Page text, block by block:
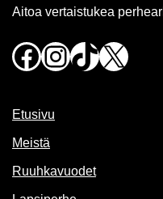
Aitoa vertaistukea
Facebook
Instagram
TikTok
X
Etusivu
Meistä
Ruuhkavuodet